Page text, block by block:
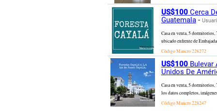
US$100Cerca
Guatemala-
Casa en venta, 5 dormitorios,
ubicado enfrente de
Código Mancro228272
US$100Bulevar
Unidos De
Casa en venta, 5
los datos completos,
Código Mancro228247